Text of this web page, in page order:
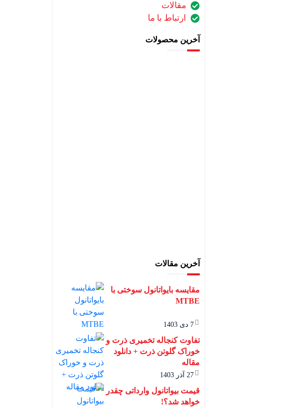
مقالات
ارتباط با ما
آخرین محصولات
آخرین مقالات
مقایسه بایواتانول سوختی با
MTBE
7 دی 1403
تفاوت کنجاله تخمیری ذرت و
خوراک گلوتن ذرت + دانلود
مقاله
27 آذر 1403
قیمت بیواتانول وارداتی چقدر
خواهد شد؟!